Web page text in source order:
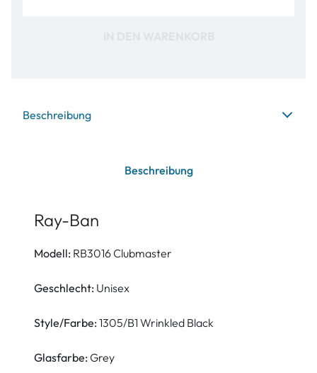
Beschreibung
Beschreibung
Ray-Ban
Modell: RB3016 Clubmaster
Geschlecht: Unisex
Style/Farbe: 1305/B1 Wrinkled Black
Glasfarbe: Grey